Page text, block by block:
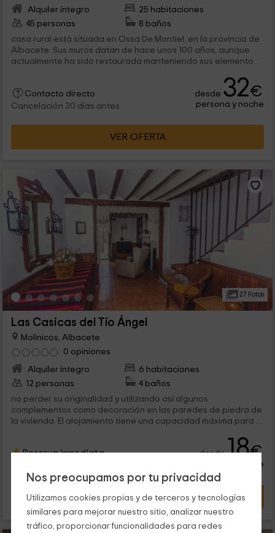
Nos preocupamos por tu privacidad
Utilizamos cookies propias y de terceros y tecnologías
similares para mejorar nuestro sitio, analizar nuestro
tráfico, proporcionar funcionalidades para redes
Alquiler íntegro
25 habitaciones
45 personas
8 baños
casa rural está situada en Ossa De Montiel, en la provincia de
Albacete. Sus muros datan de hace unos 100 años, aunque
actualmente ha sido restaurada manteniendo sus elementos
Contacto directo
Cancelación 30 días antes
desde 32€
persona y noche
VER OFERTA
27 Fotos
Las Casicas del Tío Ángel
Molinicos, Albacete
0 opiniones
Alquiler íntegro
6 habitaciones
12 personas
4 baños
no perder su originalidad y utilizando así algunos
complementos como decoración en las paredes de piedra de
la vivienda. El alojamiento tiene una capacidad máxima para 8
Reserva inmediata desde18€
persona y noche
VER OFERTA